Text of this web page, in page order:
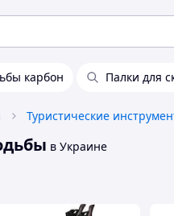
карбон Палки для
Туристические
в Украине